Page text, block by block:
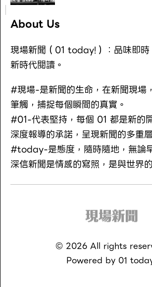
About Us
現場新聞（01 today!）：品味即時
新時代閱讀。
#現場-是新聞的生命，在新聞現場
筆觸，捕捉每個瞬間的真實。
#01-代表堅持，每個 01 都是新的
深度報導的承諾，呈現新聞的多重
#today-是態度，隨時隨地，無論
深信新聞是情感的寫照，是與世界
© 2026All rights
Powered by 01